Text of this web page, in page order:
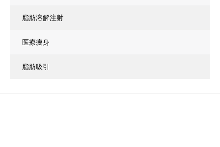
脂肪溶解注射
医療痩身
脂肪吸引